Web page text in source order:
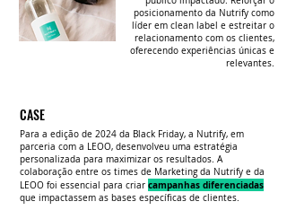
posicionamento da Nutrify como
líder em clean label e estreitar o
relacionamento com os clientes,
oferecendo experiências únicas e
relevantes.
CASE
Para a edição de 2024 da Black Friday, a Nutrify, em
parceria com a LEOO, desenvolveu uma estratégia
personalizada para maximizar os resultados. A
colaboração entre os times de Marketing da Nutrify e da
LEOO foi essencial para criar campanhas diferenciadas
que impactassem as bases específicas de clientes.